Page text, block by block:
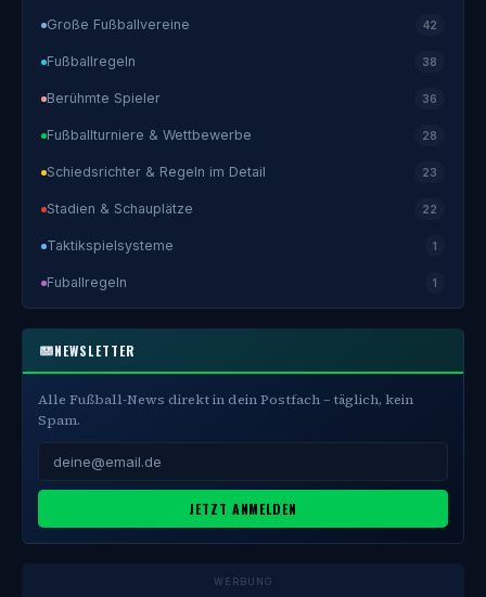
Große Fußballvereine 42
Fußballregeln 38
Berühmte Spieler 36
Fußballturniere & Wettbewerbe 28
Schiedsrichter & Regeln im Detail 23
Stadien & Schauplätze 22
Taktikspielsysteme 1
Fuballregeln 1
NEWSLETTER
Alle Fußball-News direkt in dein Postfach – täglich, kein
Spam.
JETZT ANMELDEN
WERBUNG